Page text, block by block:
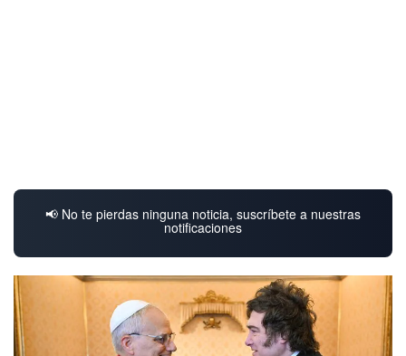
📢 No te pierdas ninguna noticia, suscríbete a nuestras
notificaciones